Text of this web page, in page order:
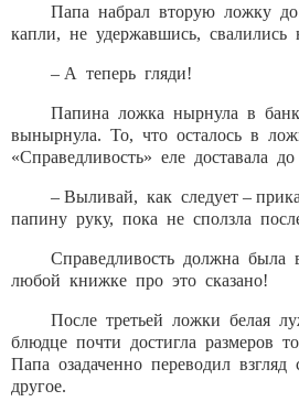
Папа набрал вторую ложку до
капли, не удержавшись, свалились
– А теперь гляди!
Папина ложка нырнула в
вынырнула. То, что осталось в
«Справедливость» еле доставала до
– Выливай, как следует –
папину руку, пока не сползла
Справедливость должна была
любой книжке про это сказано!
После третьей ложки белая
блюдце почти достигла размеров
Папа озадаченно переводил
другое.